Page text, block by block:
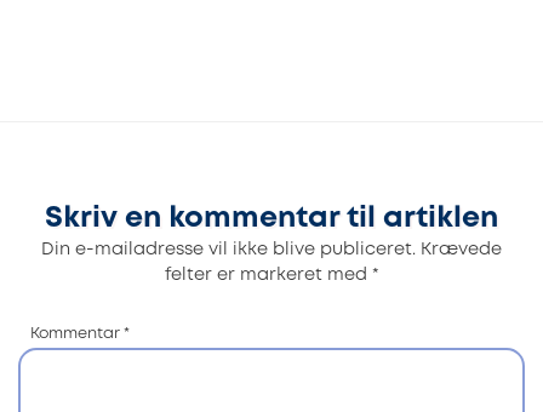
Skriv en kommentar til artiklen
Din e-mailadresse vil ikke blive publiceret. Krævede
felter er markeret med *
Kommentar *